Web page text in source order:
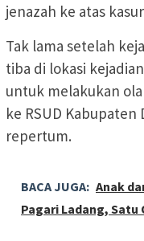
jenazah ke atas
Tak lama setelah
tiba di lokasi
untuk melakukan
ke RSUD
repertum.
BACA JUGA: Anak
Pagari Ladang, Satu